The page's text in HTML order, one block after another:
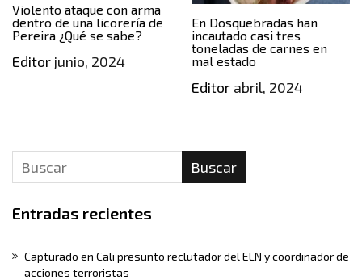
Violento ataque con arma
dentro de una licorería de
Pereira ¿Qué se sabe?
Editor junio, 2024
En Dosquebradas han
incautado casi tres
toneladas de carnes en
mal estado
Editorabril, 2024
Buscar
Entradas recientes
Capturado en Cali presunto reclutador del ELN y coordinador de
acciones terroristas